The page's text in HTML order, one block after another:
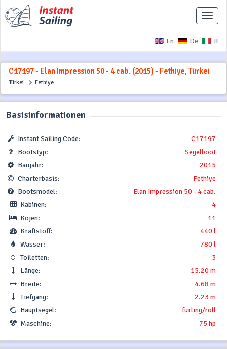
En De It
C17197 - Elan Impression 50 - 4 cab. (2015) - Fethiye, Türkei
Türkei Fethiye
Basisinformationen
Instant Sailing Code:
C17197
Bootstyp:
Segelboot
Baujahr:
2015
Charterbasis:
Fethiye
Bootsmodel:
Elan Impression 50 - 4 cab.
Kabinen:
4
Kojen:
11
Kraftstoff:
440 l
Wasser:
780 l
Toiletten:
3
Länge:
15.20 m
Breite:
4.68 m
Tiefgang:
2.23 m
Hauptsegel:
furling/roll
Maschine:
75 hp